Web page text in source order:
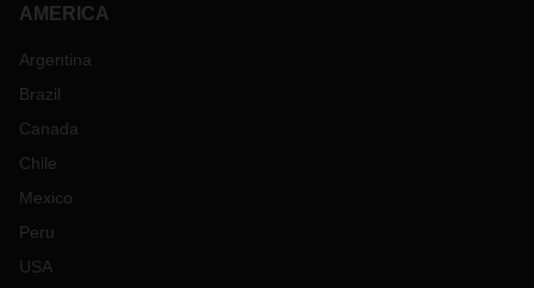
AMERICA
Argentina
Brazil
Canada
Chile
Mexico
Peru
USA